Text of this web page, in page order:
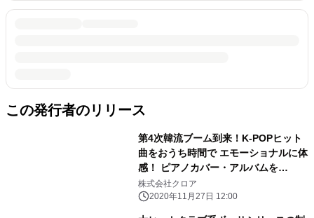
この発行者のリリース
第4次韓流ブーム到来！K-POPヒット
曲をおうち時間で エモーショナルに体
感！ ピアノカバー・アルバムを
【Sugar Candy】から配信開始。
株式会社クロア
2020年11月27日 12:00